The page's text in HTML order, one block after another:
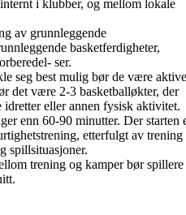
i klubber, og mellom lokale
av grunnleggende
basketferdigheter,
ser.
seg best mulig bør de være aktive
det være 2-3 basketballøkter, der
idretter eller annen fysisk aktivitet.
enn 60-90 minutter. Der starten
etterfulgt av trening
spillsituasjoner.
trening og kamper bør spillere